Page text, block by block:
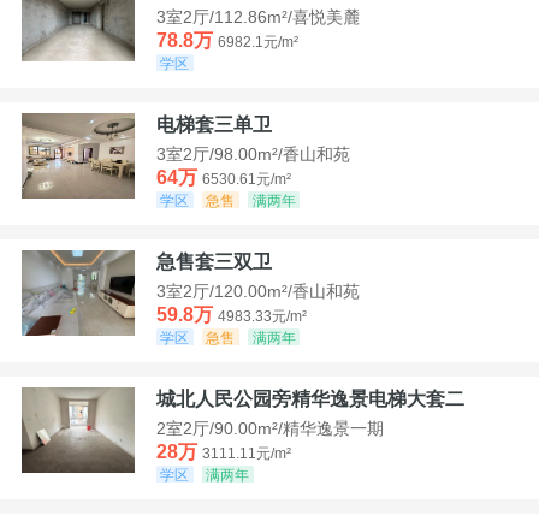
3室2厅/112.86m²/喜悦美麓
78.8万 6982.1元/m²
学区
电梯套三单卫
3室2厅/98.00m²/香山和苑
64万 6530.61元/m²
学区
急售 满两年
急售套三双卫
3室2厅/120.00m²/香山和苑
59.8万 4983.33元/m²
学区
急售 满两年
城北人民公园旁精华逸景电梯大套二
2室2厅/90.00m²/精华逸景一期
28万 3111.11元/m²
学区
满两年